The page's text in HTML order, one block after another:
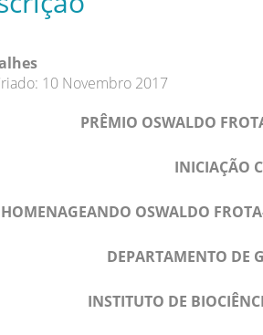
10 Novembro 2017
PRÊMIO OSWALDO
INICIAÇÃO
HOMENAGEANDO OSWALDO
DEPARTAMENTO DE
INSTITUTO DE